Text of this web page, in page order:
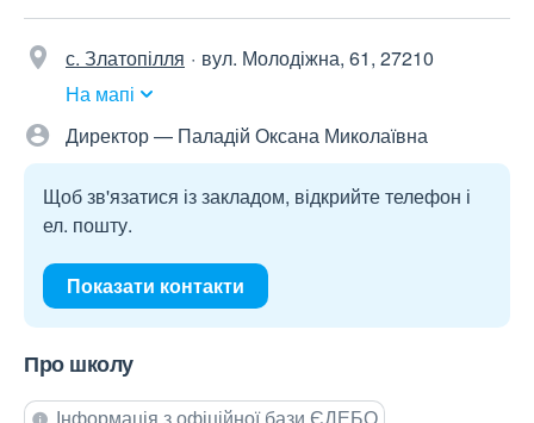
с. Златопілля
вул. Молодіжна, 61, 27210
На мапі
Директор — Паладій Оксана Миколаївна
Щоб зв'язатися із закладом, відкрийте телефон і
ел. пошту.
Показати контакти
Про школу